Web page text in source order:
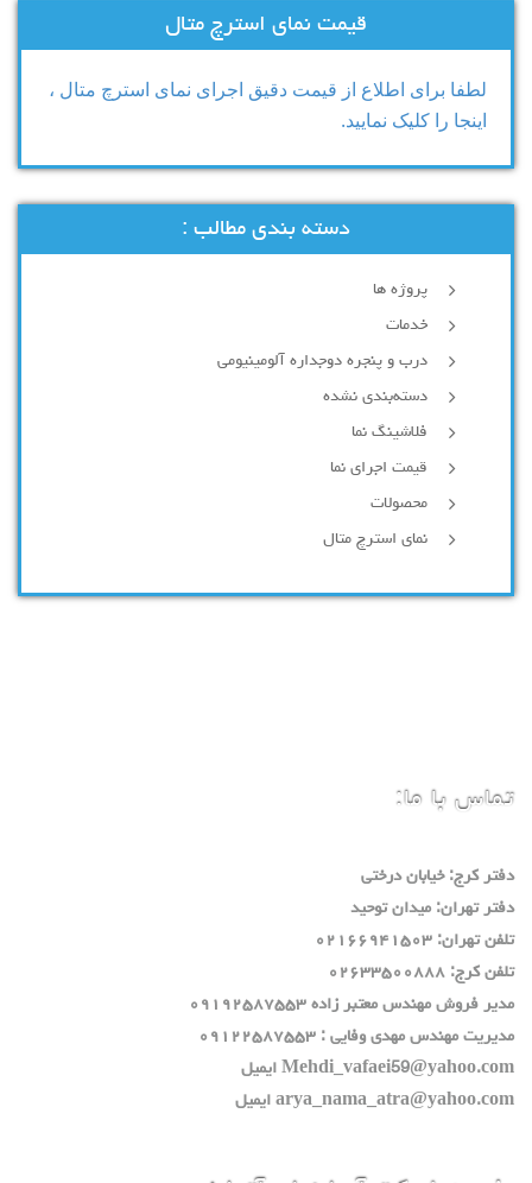
قیمت نمای استرچ متال
لطفا برای اطلاع از قیمت دقیق اجرای نمای استرچ متال ،
اینجا را کلیک نمایید.
دسته بندی مطالب :
پروژه ها
خدمات
درب و پنجره دوجداره آلومینیومی
دسته‌بندی نشده
فلاشینگ نما
قیمت اجرای نما
محصولات
نمای استرچ متال
تماس با ما:
دفتر كرج: خيابان درختي
دفتر تهران: ميدان توحيد
تلفن تهران: ٠٢١٦٦٩٤١٥٠٣
تلفن كرج: ٠٢٦٣٣٥٠٠٨٨٨
مدير فروش مهندس معتبر زاده ٠٩١٩٢٥٨٧٥٥٣
مديريت مهندس مهدي وفايي : ٠٩١٢٢٥٨٧٥٥٣
Mehdi_vafaei59@yahoo.com ايميل
arya_nama_atra@yahoo.com ايميل